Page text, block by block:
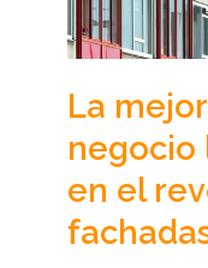
La
negocio
en el
encontrarás
en
el
revestimiento
de
fachadas